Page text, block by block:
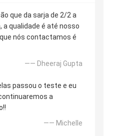
que da sarja de 2/2 a
a qualidade é até nosso
nós contactamos é
—— Dheeraj Gupta
passou o teste e eu
a
—— Michelle